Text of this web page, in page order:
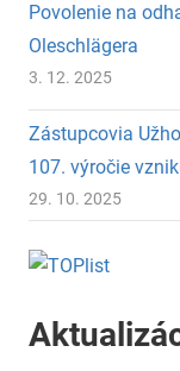
Povolenie na
Oleschlägera
3. 12. 2025
Zástupcovia
107. výročie
29. 10. 2025